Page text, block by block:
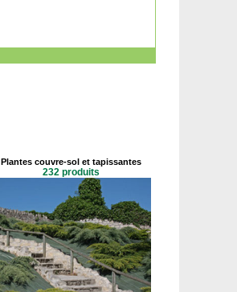
Plantes couvre-sol et tapissantes
232 produits